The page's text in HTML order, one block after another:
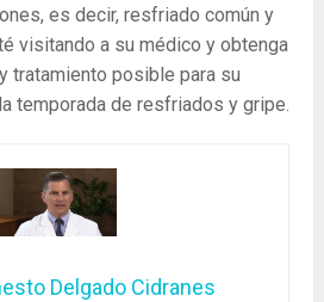
es decir, resfriado común y
visitando a su médico y obtenga
tratamiento posible para su
temporada de resfriados y gripe.
Delgado Cidranes